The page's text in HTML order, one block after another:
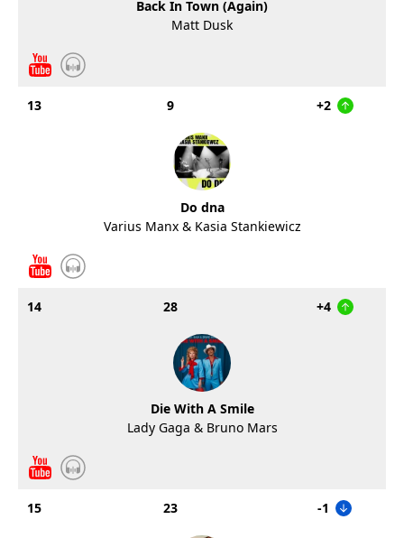
Back In Town (Again)
Matt Dusk
13 9 +2
Do dna
Varius Manx & Kasia Stankiewicz
14 28 +4
Die With A Smile
Lady Gaga & Bruno Mars
15 23 -1